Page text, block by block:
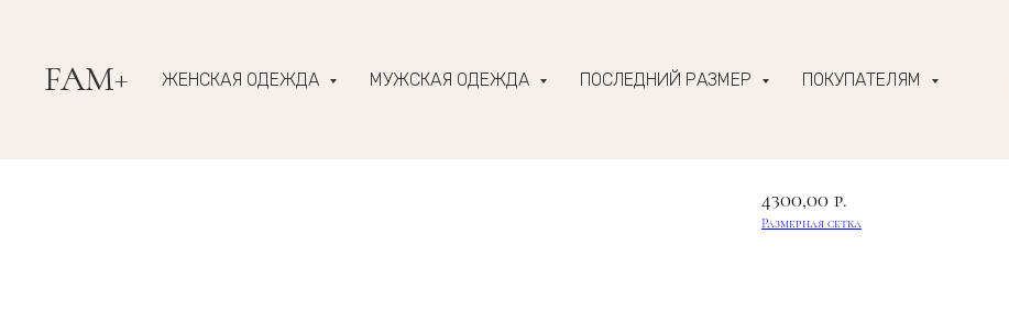
FAM+ ЖЕНСКАЯ ОДЕЖДА МУЖСКАЯ ОДЕЖДА ПОСЛЕДНИЙ РАЗМЕР ПОКУПАТЕЛЯМ
4300,00 р.
Размерная сетка